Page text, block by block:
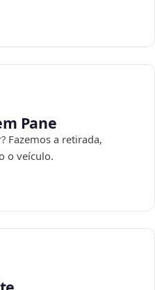
Pane
Fazemos a retirada,
o veículo.